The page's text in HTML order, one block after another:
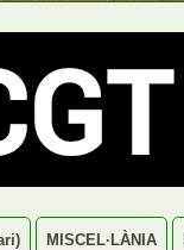
MISCEL·LÀNIA